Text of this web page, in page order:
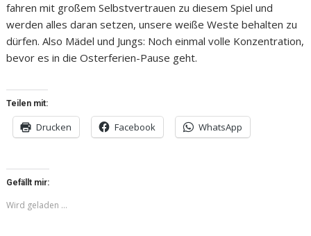
fahren mit großem Selbstvertrauen zu diesem Spiel und
werden alles daran setzen, unsere weiße Weste behalten zu
dürfen. Also Mädel und Jungs: Noch einmal volle Konzentration,
bevor es in die Osterferien-Pause geht.
Teilen mit:
Drucken Facebook WhatsApp
Gefällt mir:
Wird geladen …